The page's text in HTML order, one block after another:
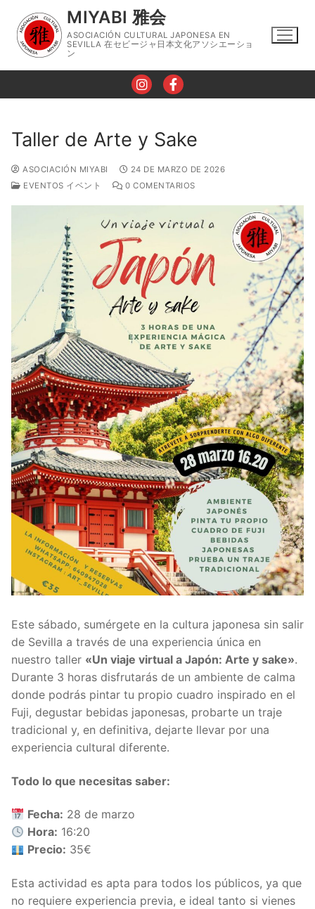
contenido
MIYABI 雅会
ASOCIACIÓN CULTURAL JAPONESA EN
SEVILLA 在セビージャ日本文化アソシエーショ
ン
Horario
Taller de Lengua Japonesa
Taller de Caligrafía
Taller de Cocina Japonesa
Taller de Taichi
Taller de Estampación Japonesa
Taller de Costura Japonesa
Taller Arte en Meditación
Taller de Thai Yoga
Eventos
Contacto
Blog
Taller de Arte y Sake
ASOCIACIÓN MIYABI
24 DE MARZO DE 2026
EVENTOS イベント
0 COMENTARIOS
Este sábado, sumérgete en la cultura japonesa sin salir
de Sevilla a través de una experiencia única en
nuestro taller «Un viaje virtual a Japón: Arte y sake».
Durante 3 horas disfrutarás de un ambiente de calma
donde podrás pintar tu propio cuadro inspirado en el
Fuji, degustar bebidas japonesas, probarte un traje
tradicional y, en definitiva, dejarte llevar por una
experiencia cultural diferente.
Todo lo que necesitas saber:
Fecha: 28 de marzo
Hora: 16:20
Precio: 35€
Esta actividad es apta para todos los públicos, ya que
no requiere experiencia previa, e ideal tanto si vienes